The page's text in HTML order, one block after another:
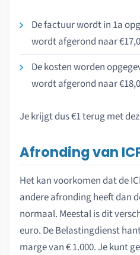
De factuur wordt in 1a
wordt afgerond naar
De kosten worden
wordt afgerond naar
Je krijgt dus €1 terug met
Afronding van
Het kan voorkomen dat de
andere afronding heeft dan
normaal. Meestal is dit
euro. De Belastingdienst
marge van € 1.000. Je kunt